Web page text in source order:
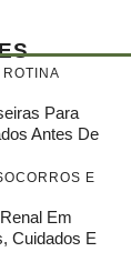
Para
Antes De
E
Em
Cuidados E